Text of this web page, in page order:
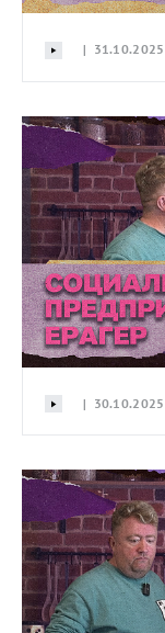
| 31.10.2025
| 30.10.2025